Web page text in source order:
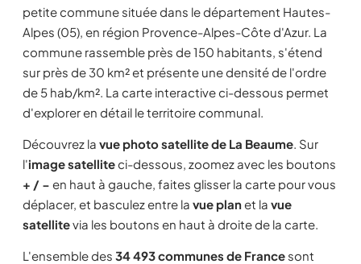
petite commune située dans le département Hautes-
Alpes (05), en région Provence-Alpes-Côte d'Azur. La
commune rassemble près de 150 habitants, s'étend
sur près de 30 km² et présente une densité de l'ordre
de 5 hab/km². La carte interactive ci-dessous permet
d'explorer en détail le territoire communal.
Découvrez la vue photo satellite de La Beaume. Sur
l'image satelliteci-dessous, zoomez avec les boutons
+ / − en haut à gauche, faites glisser la carte pour vous
déplacer, et basculez entre la vue planet la vue
satellitevia les boutons en haut à droite de la carte.
L'ensemble des 34 493 communes de France sont